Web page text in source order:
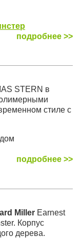
подробнее >>
STERN в
стиле с
подробнее >>
Miller Earnest
Корпус
дерева.